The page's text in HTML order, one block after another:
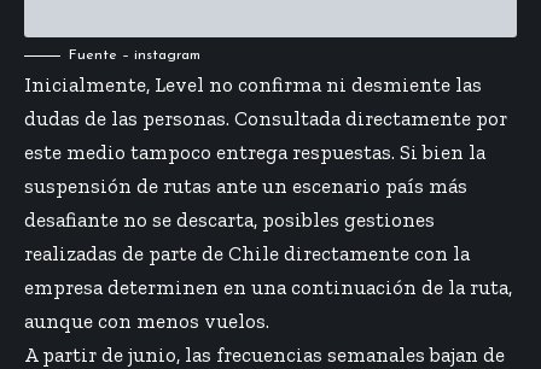
Fuente – instagram
Inicialmente, Level no confirma ni desmiente las
dudas de las personas. Consultada directamente por
este medio tampoco entrega respuestas. Si bien la
suspensión de rutas ante un escenario país más
desafiante no se descarta, posibles gestiones
realizadas de parte de Chile directamente con la
empresa determinen en una continuación de la ruta,
aunque con menos vuelos.
A partir de junio, las frecuencias semanales bajan de